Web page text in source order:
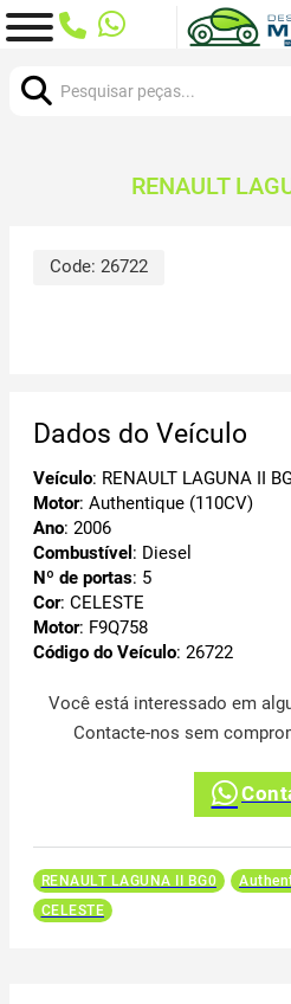
RENAULT
Code: 26722
Dados do Veículo
Veículo: RENAULT LAGUNA II
Motor: Authentique (110CV)
Ano: 2006
Combustível : Diesel
Nº de portas: 5
Cor: CELESTE
Motor: F9Q758
Código do Veículo: 26722
Você está interessado em
Contacte-nos sem
RENAULT LAGUNA II BG0
CELESTE